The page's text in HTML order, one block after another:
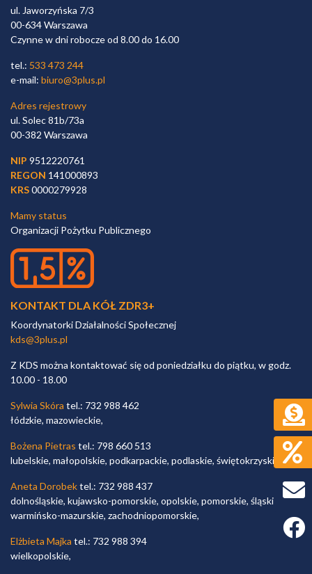
ul. Jaworzyńska 7/3
00-634 Warszawa
Czynne w dni robocze od 8.00 do 16.00
tel.: 533 473 244
e-mail: biuro@3plus.pl
Adres rejestrowy
ul. Solec 81b/73a
00-382 Warszawa
NIP 9512220761
REGON 141000893
KRS0000279928
Mamy status
Organizacji Pożytku Publicznego
KONTAKT DLA KÓŁ ZDR3+
Koordynatorki Działalności Społecznej
kds@3plus.pl
Z KDS można kontaktować się od poniedziałku do piątku, w godz.
10.00 - 18.00
Sylwia Skóra tel.: 732 988 462
łódzkie, mazowieckie,
Bożena Pietras tel.: 798 660 513
lubelskie, małopolskie, podkarpackie, podlaskie, świętokrzyskie,
Aneta Dorobektel.: 732 988 437
dolnośląskie, kujawsko-pomorskie, opolskie, pomorskie, śląskie,
warmińsko-mazurskie, zachodniopomorskie,
Elżbieta Majka tel.: 732 988 394
wielkopolskie,